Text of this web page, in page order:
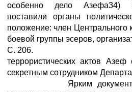
особенно дело Азефа34)
поставили органы
положение: член Центрального
боевой группы эсеров,
С. 206.
террористических актов Азеф
секретным сотрудником
Ярким документом,